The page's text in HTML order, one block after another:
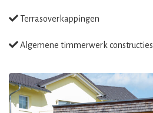
Terrasoverkappingen
Algemene timmerwerk constructies